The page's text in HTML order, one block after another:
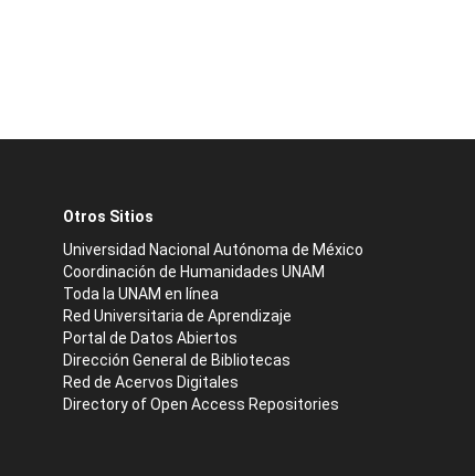
Otros Sitios
Universidad Nacional Autónoma de México
Coordinación de Humanidades UNAM
Toda la UNAM en línea
Red Universitaria de Aprendizaje
Portal de Datos Abiertos
Dirección General de Bibliotecas
Red de Acervos Digitales
Directory of Open Access Repositories